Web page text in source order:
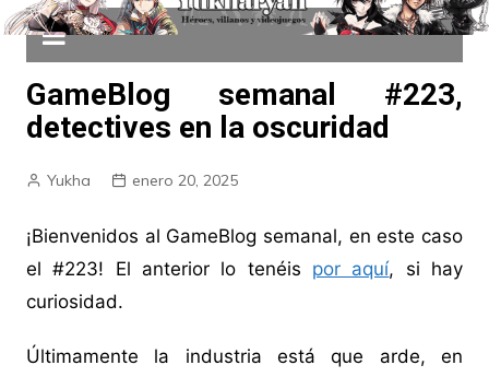
GameBlog semanal #223,
detectives en la oscuridad
Yukha enero 20, 2025
¡Bienvenidos al GameBlog semanal, en este caso
el #223! El anterior lo tenéis por aquí, si hay
curiosidad.
Últimamente la industria está que arde, en